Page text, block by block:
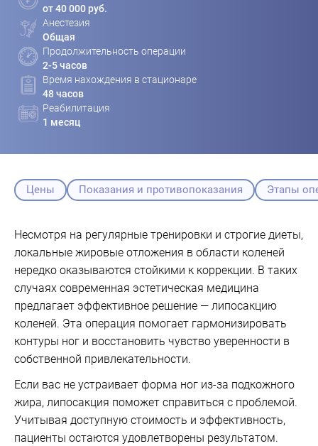
от 40 000 руб.
Анестезия
Общая
Продолжительность операции
2-5 часов
Время нахождения в стационаре
48 часов
Реабилитация
1 месяц
Цены Показания и противопоказания Этапы
Несмотря на регулярные тренировки и строгие диеты,
локальные жировые отложения в области коленей
нередко оказываются стойкими к коррекции. В таких
случаях современная эстетическая медицина
предлагает эффективное решение — липосакцию
коленей. Эта операция помогает гармонизировать
контуры ног и восстановить чувство уверенности в
собственной привлекательности.
Если вас не устраивает форма ног из-за подкожного
жира, липосакция поможет справиться с проблемой.
Учитывая доступную стоимость и эффективность,
пациенты остаются удовлетворены результатом.